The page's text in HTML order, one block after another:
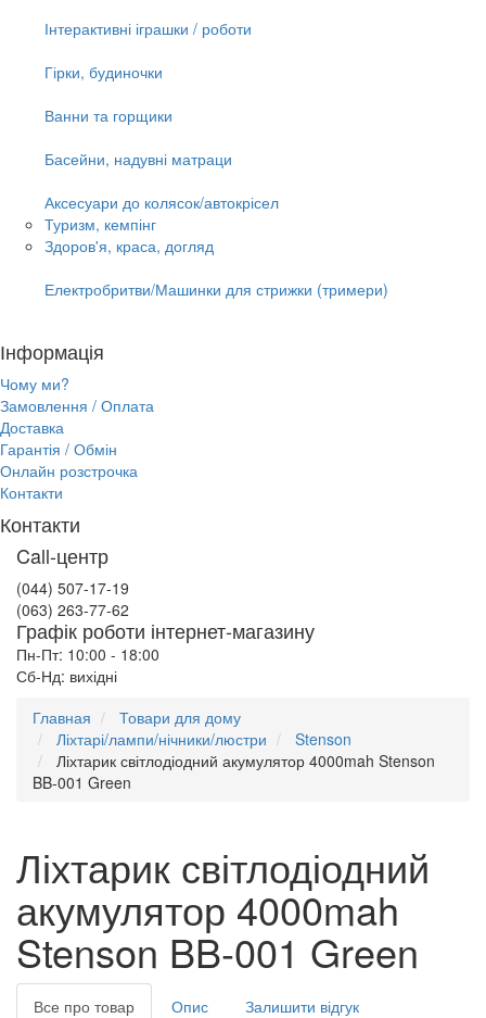
Інтерактивні іграшки / роботи
Гірки, будиночки
Ванни та горщики
Басейни, надувні матраци
Аксесуари до колясок/автокрісел
Туризм, кемпінг
Здоров'я, краса, догляд
Електробритви/Машинки для стрижки (тримери)
Інформація
Чому ми?
Замовлення / Оплата
Доставка
Гарантія / Обмін
Онлайн розстрочка
Контакти
Контакти
Call-центр
(044) 507-17-19
(063) 263-77-62
Графік роботи інтернет-магазину
Пн-Пт: 10:00 - 18:00
Сб-Нд: вихідні
Главная
Товари для дому
Ліхтарі/лампи/нічники/люстри
Stenson
Ліхтарик світлодіодний акумулятор 4000mah Stenson
BB-001 Green
Ліхтарик світлодіодний
акумулятор 4000mah
Stenson BB-001 Green
Все про товар Опис Залишити відгук